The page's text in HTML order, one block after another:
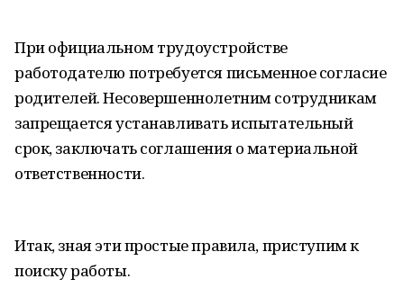
При официальном трудоустройстве
работодателю потребуется письменное согласие
родителей. Несовершеннолетним сотрудникам
запрещается устанавливать испытательный
срок, заключать соглашения о материальной
ответственности.
Итак, зная эти простые правила, приступим к
поиску работы.